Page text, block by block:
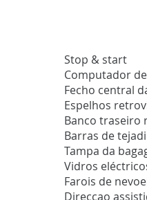
Stop & start
Computador
Fecho central
Espelhos
Banco traseiro
Barras de
Tampa da
Vidros
Farois de
Direccao